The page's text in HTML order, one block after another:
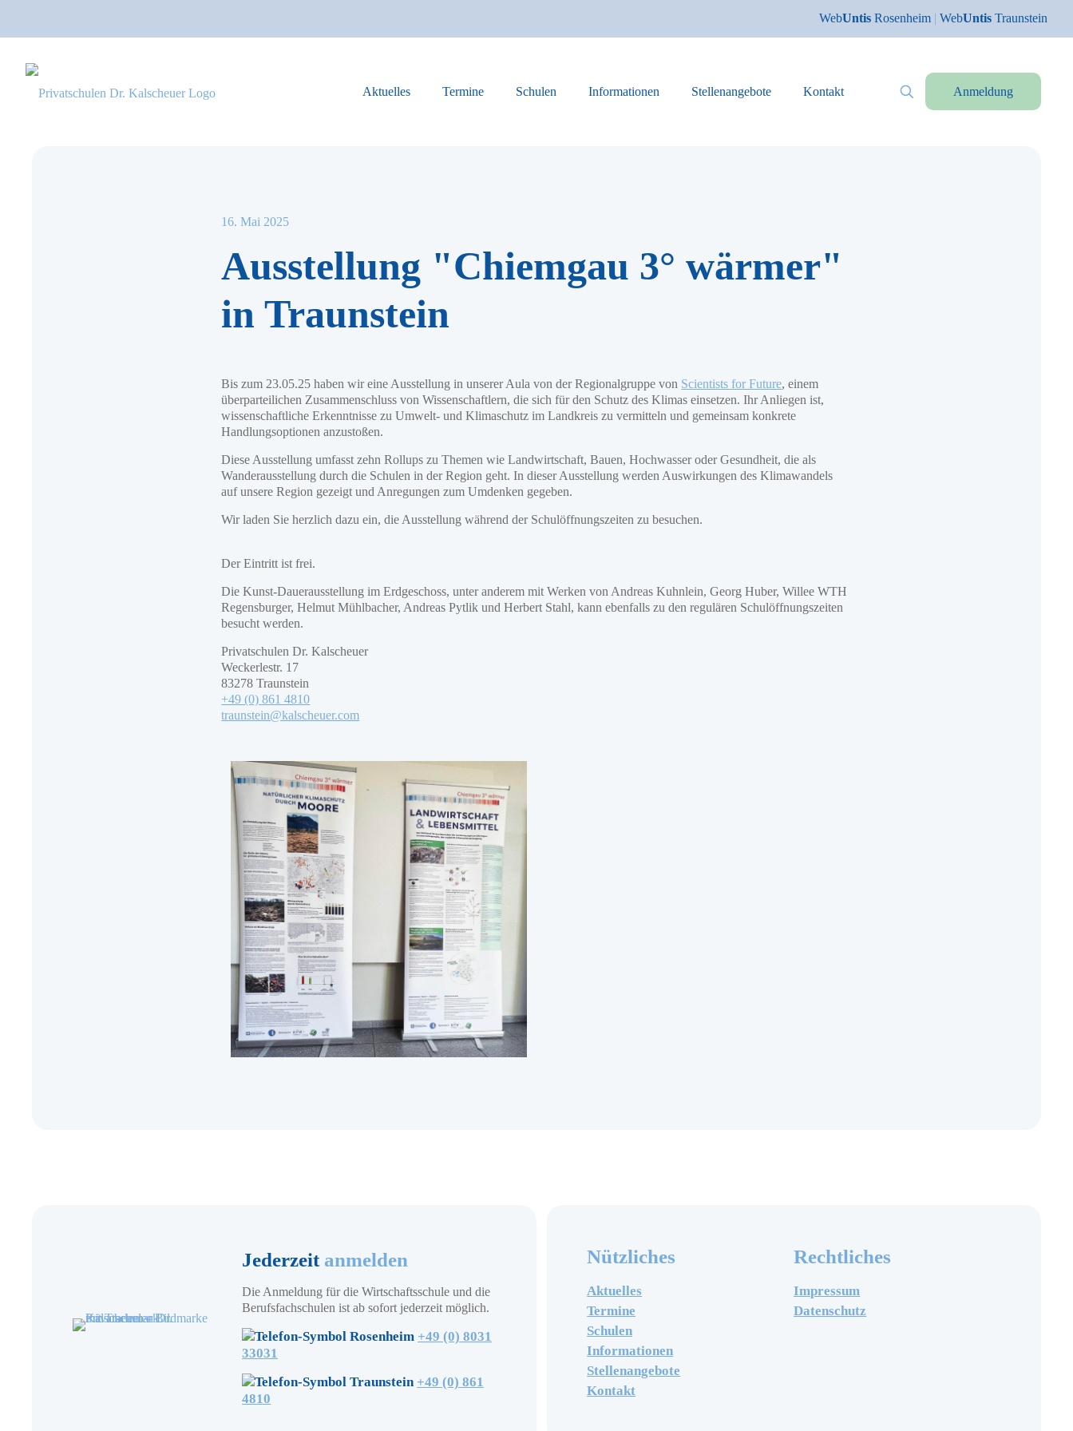
WebUntis Rosenheim | WebUntis Traunstein
Aktuelles Termine Schulen Informationen Stellenangebote Kontakt Anmeldung
16. Mai 2025
Ausstellung "Chiemgau 3° wärmer"
in Traunstein
Bis zum 23.05.25 haben wir eine Ausstellung in unserer Aula von der Regionalgruppe von Scientists for Future, einem
überparteilichen Zusammenschluss von Wissenschaftlern, die sich für den Schutz des Klimas einsetzen. Ihr Anliegen ist,
wissenschaftliche Erkenntnisse zu Umwelt- und Klimaschutz im Landkreis zu vermitteln und gemeinsam konkrete
Handlungsoptionen anzustoßen.
Diese Ausstellung umfasst zehn Rollups zu Themen wie Landwirtschaft, Bauen, Hochwasser oder Gesundheit, die als
Wanderausstellung durch die Schulen in der Region geht. In dieser Ausstellung werden Auswirkungen des Klimawandels
auf unsere Region gezeigt und Anregungen zum Umdenken gegeben.
Wir laden Sie herzlich dazu ein, die Ausstellung während der Schulöffnungszeiten zu besuchen.
Der Eintritt ist frei.
Die Kunst-Dauerausstellung im Erdgeschoss, unter anderem mit Werken von Andreas Kuhnlein, Georg Huber, Willee WTH
Regensburger, Helmut Mühlbacher, Andreas Pytlik und Herbert Stahl, kann ebenfalls zu den regulären Schulöffnungszeiten
besucht werden.
Privatschulen Dr. Kalscheuer
Weckerlestr. 17
83278 Traunstein
+49 (0) 861 4810
traunstein@kalscheuer.com
Jederzeit anmelden
Die Anmeldung für die Wirtschaftsschule und die
Berufsfachschulen ist ab sofort jederzeit möglich.
Rosenheim +49 (0) 8031
33031
Traunstein +49 (0) 861
4810
Nützliches
Aktuelles
Termine
Schulen
Informationen
Stellenangebote
Kontakt
Rechtliches
Impressum
Datenschutz